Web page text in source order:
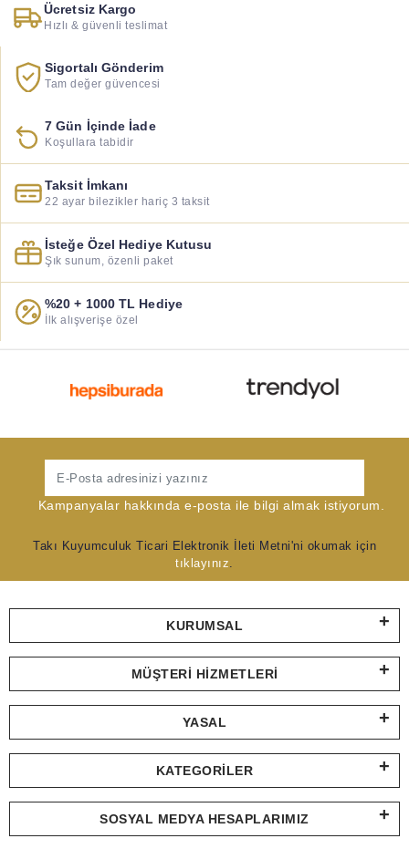
Ücretsiz Kargo
Hızlı & güvenli teslimat
Sigortalı Gönderim
Tam değer güvencesi
7 Gün İçinde İade
Koşullara tabidir
Taksit İmkanı
22 ayar bilezikler hariç 3 taksit
İsteğe Özel Hediye Kutusu
Şık sunum, özenli paket
%20 + 1000 TL Hediye
İlk alışverişe özel
Kampanyalar hakkında e-posta ile bilgi almak istiyorum.
Takı Kuyumculuk Ticari Elektronik İleti Metni'ni okumak için
tıklayınız.
KURUMSAL
MÜŞTERI HIZMETLERI
YASAL
KATEGORILER
SOSYAL MEDYA HESAPLARIMIZ